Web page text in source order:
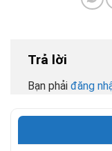
Trả lời
Bạn phải đăng